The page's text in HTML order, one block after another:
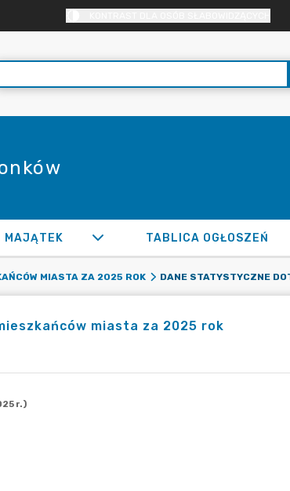
MAJĄTEK TABLICA OGŁOSZEŃ
MIASTA ZA 2025 ROK
miasta za 2025 rok